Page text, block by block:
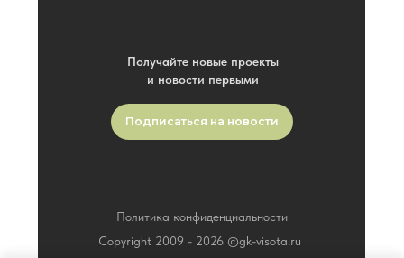
Политика конфиденциальности
Copyright 2009 - 2026 ©gk-visota.ru
Получайте новые проекты
и новости первыми
Подписаться на новости